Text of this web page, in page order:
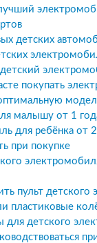
детских
детский
покупать
малышу от 1
для ребёнка от
при покупке
пульт детского
пластиковые
для детского